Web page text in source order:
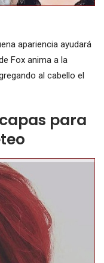
apariencia ayudará
Fox anima a la
al cabello el
para